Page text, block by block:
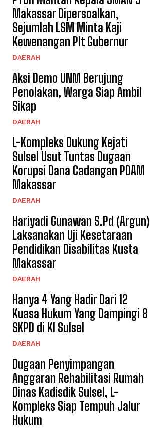
Makassar Dipersoalkan,
Sejumlah LSM Minta Kaji
Kewenangan Plt Gubernur
DAERAH
Aksi Demo UNM Berujung
Penolakan, Warga Siap Ambil
Sikap
DAERAH
L-Kompleks Dukung Kejati
Sulsel Usut Tuntas Dugaan
Korupsi Dana Cadangan PDAM
Makassar
DAERAH
Hariyadi Gunawan S.Pd (Argun)
Laksanakan Uji Kesetaraan
Pendidikan Disabilitas Kusta
Makassar
DAERAH
Hanya 4 Yang Hadir Dari 12
Kuasa Hukum Yang Dampingi 8
SKPD di KI Sulsel
DAERAH
Dugaan Penyimpangan
Anggaran Rehabilitasi Rumah
Dinas Kadisdik Sulsel, L-
Kompleks Siap Tempuh Jalur
Hukum